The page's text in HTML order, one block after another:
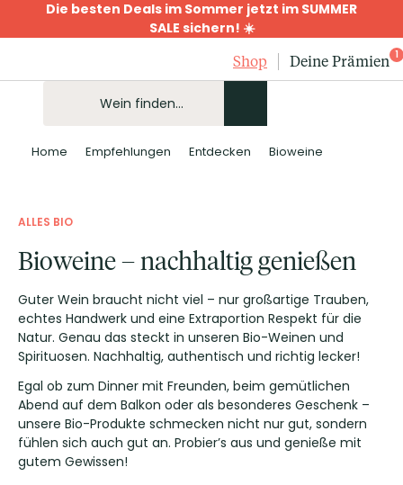
Die besten Deals im Sommer jetzt im SUMMER
SALE sichern! ☀️
Shop
Deine Prämien 1
Home Empfehlungen Entdecken Bioweine
ALLES BIO
Bioweine – nachhaltig genießen
Guter Wein braucht nicht viel – nur großartige Trauben,
echtes Handwerk und eine Extraportion Respekt für die
Natur. Genau das steckt in unseren Bio-Weinen und
Spirituosen. Nachhaltig, authentisch und richtig lecker!
Egal ob zum Dinner mit Freunden, beim gemütlichen
Abend auf dem Balkon oder als besonderes Geschenk –
unsere Bio-Produkte schmecken nicht nur gut, sondern
fühlen sich auch gut an. Probier’s aus und genieße mit
gutem Gewissen!